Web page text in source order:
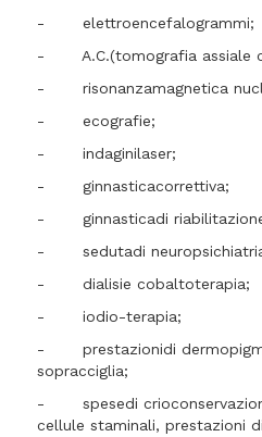
- elettroencefalogrammi;
- A.C.(tomografia assiale
- risonanzamagnetica
- ecografie;
- indaginilaser;
- ginnasticacorrettiva;
- ginnasticadi riabilitazione
- sedutadi
- dialisie cobaltoterapia;
- iodio-terapia;
- prestazionidi
sopracciglia;
- spesedi
cellule staminali, prestazioni